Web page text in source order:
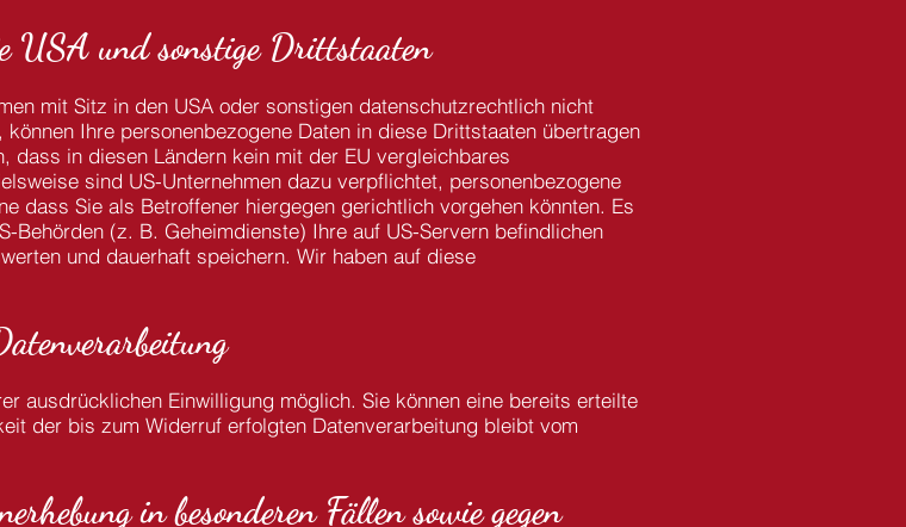
USA und sonstige Drittstaaten
mit Sitz in den USA oder sonstigen datenschutzrechtlich nicht
Ihre personenbezogene Daten in diese Drittstaaten übertragen
dass in diesen Ländern kein mit der EU vergleichbares
sind US-Unternehmen dazu verpflichtet, personenbezogene
dass Sie als Betroffener hiergegen gerichtlich vorgehen könnten. Es
Behörden (z. B. Geheimdienste) Ihre auf US-Servern befindlichen
und dauerhaft speichern. Wir haben auf diese
ausdrücklichen Einwilligung möglich. Sie können eine bereits erteilte
der bis zum Widerruf erfolgten Datenverarbeitung bleibt vom
in besonderen Fällen sowie gegen